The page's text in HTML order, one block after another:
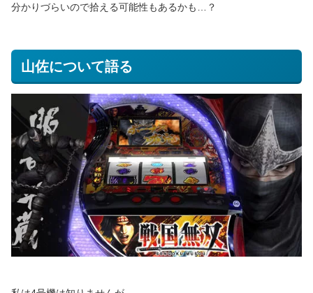
分かりづらいので拾える可能性もあるかも…？
山佐について語る